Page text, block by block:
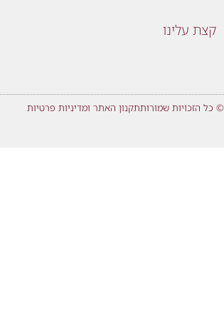
קצת עלינו
© כל הזכויות שמורותתקנון האתר ומדיניות פרטיות